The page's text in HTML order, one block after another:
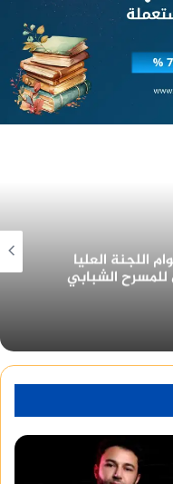
المهرجان،
ذلك تقديم فيلم
44 من مهرجان القاهرة السينمائي
الدولي، تُقام في الفترة من 13 إلى 22 نوفمبر الجاري،
وتضم القائمة الكاملة للأفلام المشاركة فيها 97 فيلمًا،
جوائز مهرجان
٢٠٢٢